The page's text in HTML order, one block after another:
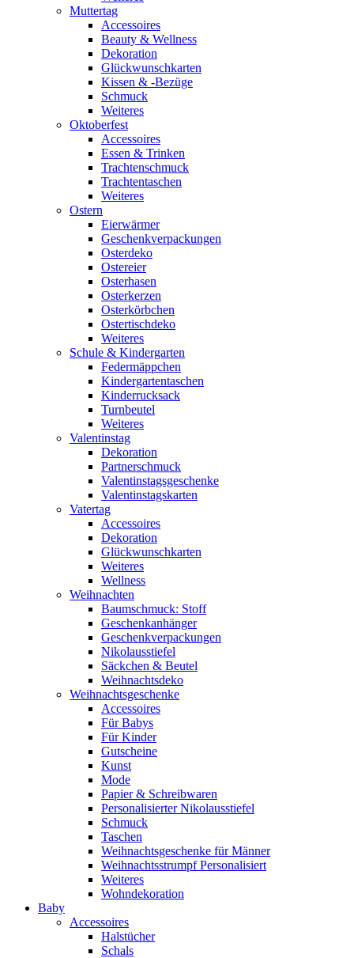
Muttertag
Accessoires
Beauty & Wellness
Dekoration
Glückwunschkarten
Kissen & -Bezüge
Schmuck
Weiteres
Oktoberfest
Accessoires
Essen & Trinken
Trachtenschmuck
Trachtentaschen
Weiteres
Ostern
Eierwärmer
Geschenkverpackungen
Osterdeko
Ostereier
Osterhasen
Osterkerzen
Osterkörbchen
Ostertischdeko
Weiteres
Schule & Kindergarten
Federmäppchen
Kindergartentaschen
Kinderrucksack
Turnbeutel
Weiteres
Valentinstag
Dekoration
Partnerschmuck
Valentinstagsgeschenke
Valentinstagskarten
Vatertag
Accessoires
Dekoration
Glückwunschkarten
Weiteres
Wellness
Weihnachten
Baumschmuck: Stoff
Geschenkanhänger
Geschenkverpackungen
Nikolausstiefel
Säckchen & Beutel
Weihnachtsdeko
Weihnachtsgeschenke
Accessoires
Für Babys
Für Kinder
Gutscheine
Kunst
Mode
Papier & Schreibwaren
Personalisierter Nikolausstiefel
Schmuck
Taschen
Weihnachtsgeschenke für Männer
Weihnachtsstrumpf Personalisiert
Weiteres
Wohndekoration
Baby
Accessoires
Halstücher
Schals